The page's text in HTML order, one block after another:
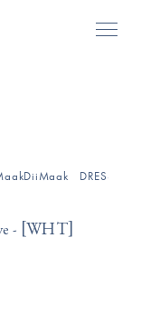
DRESSES/
- [WHT]